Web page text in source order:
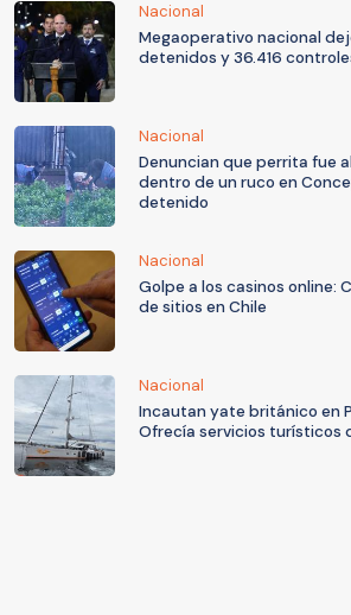
Nacional
Megaoperativo nacional
detenidos y 36.416
Nacional
Denuncian que perrita fue
dentro de un ruco en
detenido
Nacional
Golpe a los casinos online:
de sitios en Chile
Nacional
Incautan yate británico en
Ofrecía servicios turísticos